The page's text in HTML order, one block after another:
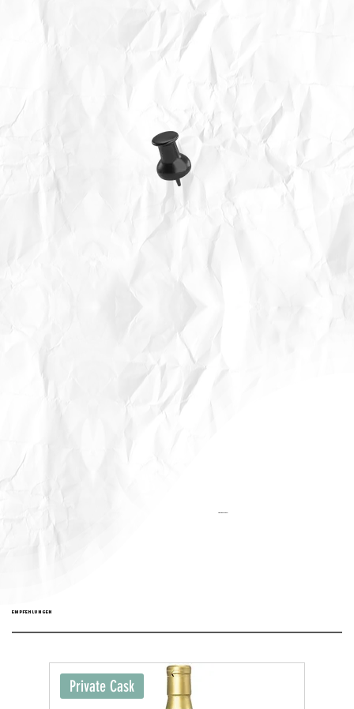
Aktualisiert:
EMPFEHLUNGEN
Private Cask